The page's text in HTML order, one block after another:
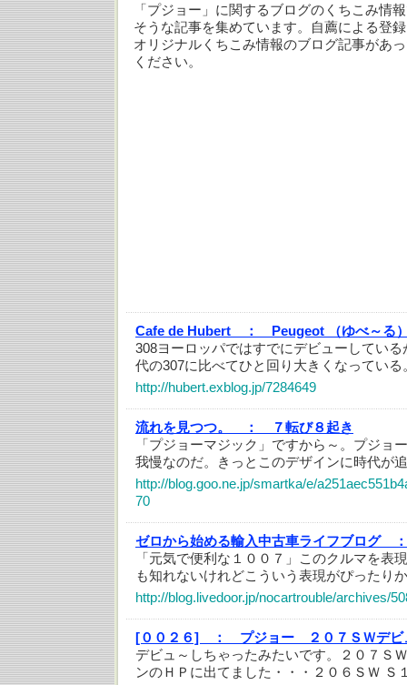
「プジョー」に関するブログのくちこみ情
そうな記事を集めています。自薦による登
オリジナルくちこみ情報のブログ記事があ
ください。
Cafe de Hubert ：
Peugeot （ゆべ～る
308ヨーロッパではすでにデビューしてい
代の307に比べてひと回り大きくなっている
http://hubert.exblog.jp/7284649
流れを見つつ。 ：
７転び８起き
「プジョーマジック」ですから～。プジョ
我慢なのだ。きっとこのデザインに時代が
http://blog.goo.ne.jp/smartka/e/
70
ゼロから始める輸入中古車ライフブログ ：
「元気で便利な１００７」このクルマを表
も知れないけれどこういう表現がぴったり
http://blog.livedoor.jp/nocartrouble/archives/
[００２６] ：
プジョー ２０７ＳＷデビ
デビュ～しちゃったみたいです。２０７Ｓ
ンのＨＰに出てました・・・２０６ＳＷ Ｓ